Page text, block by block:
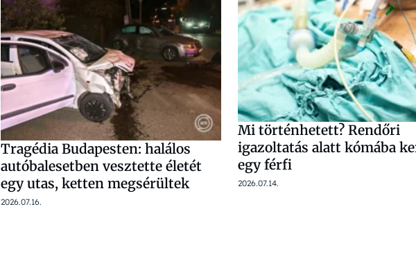
Tragédia Budapesten: halálos
autóbalesetben vesztette életét
egy utas, ketten megsérültek
2026.07.16.
Mi történhetett? Rendőri
igazoltatás alatt kómába
egy férfi
2026.07.14.